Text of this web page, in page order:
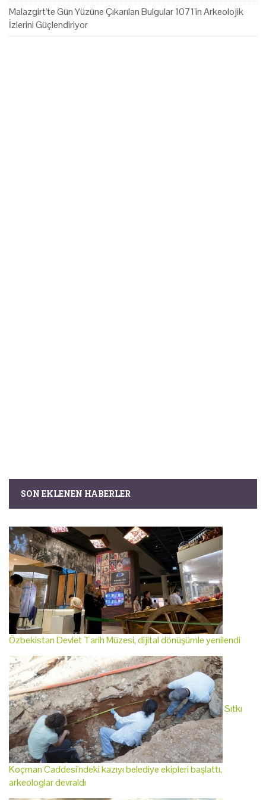
Malazgirt'te Gün Yüzüne Çıkarılan Bulgular 1071'in Arkeolojik
İzlerini Güçlendiriyor
SON EKLENEN HABERLER
Özbekistan Devlet Tarih Müzesi, dijital dönüşümle yenilendi
Sıtkı
Koçman Caddesi'ndeki kazıyı belediye ekipleri başlattı,
arkeologlar devraldı